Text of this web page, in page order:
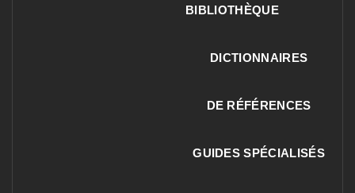
BIBLIOTHÈQUE
DICTIONNAIRES
DE RÉFÉRENCES
GUIDES SPÉCIALISÉS